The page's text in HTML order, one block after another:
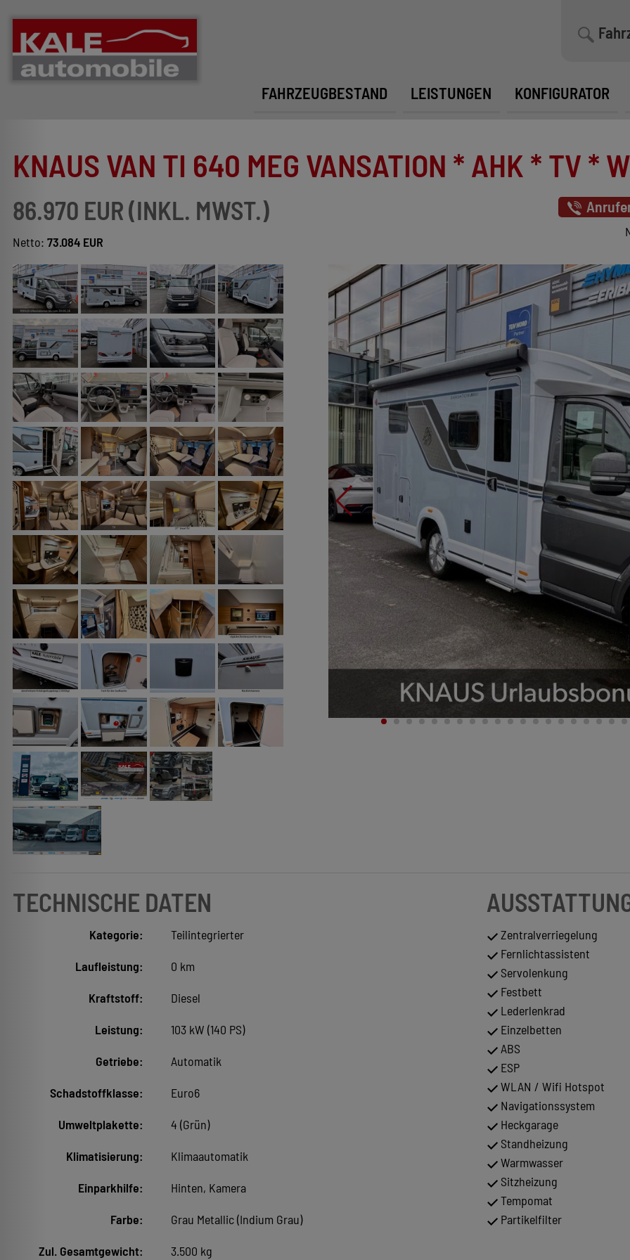
FAHRZEUGBESTAND LEISTUNGEN KONFIGURATOR
KNAUS VAN TI 640 MEG VANSATION * AHK * TV *
86.970 EUR (INKL. MWST.)
Netto: 73.084 EUR
TECHNISCHE DATEN
Kategorie: Teilintegrierter
Laufleistung: 0 km
Kraftstoff: Diesel
Leistung: 103 kW (140 PS)
Getriebe: Automatik
Schadstoffklasse: Euro6
Umweltplakette: 4 (Grün)
Klimatisierung: Klimaautomatik
Einparkhilfe: Hinten, Kamera
Farbe: Grau Metallic (Indium Grau)
Zul. Gesamtgewicht: 3.500 kg
Zentralverriegelung
Fernlichtassistent
Servolenkung
Festbett
Lederlenkrad
Einzelbetten
ABS
ESP
WLAN / Wifi Hotspot
Navigationssystem
Heckgarage
Standheizung
Warmwasser
Sitzheizung
Tempomat
Partikelfilter